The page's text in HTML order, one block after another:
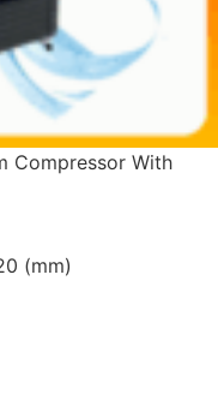
Compressor With
(mm)